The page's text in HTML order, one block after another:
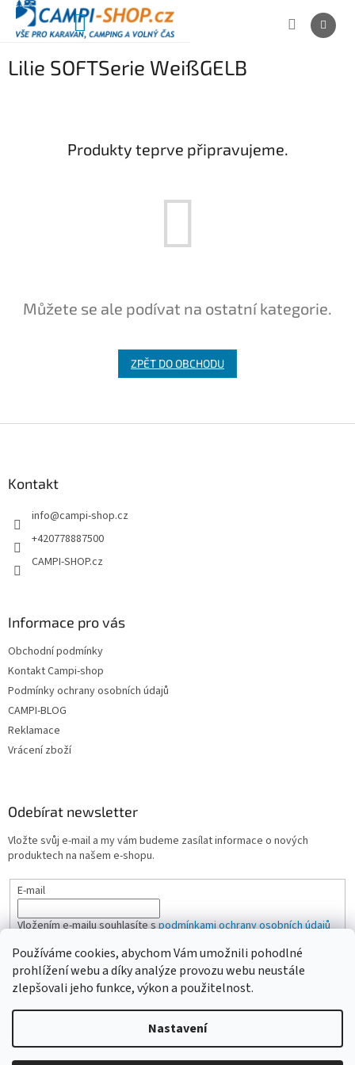
Používáme cookies, abychom Vám umožnili pohodlné
prohlížení webu a díky analýze provozu webu neustále
zlepšovali jeho funkce, výkon a použitelnost.
Nastavení
Přejít
obsah
NÁKUPNÍ
Lilie SOFTSerie WeißGELB
Produkty teprve připravujeme.
Můžete se ale podívat na ostatní kategorie.
ZPĚT DO OBCHODU
Kontakt
info@campi-shop.cz
+420778887500
CAMPI-SHOP.cz
Informace pro vás
Obchodní podmínky
Kontakt Campi-shop
Podmínky ochrany osobních údajů
CAMPI-BLOG
Reklamace
Vrácení zboží
Odebírat newsletter
Vložte svůj e-mail a my vám budeme zasílat informace o nových
produktech na našem e-shopu.
E-mail
Vložením e-mailu souhlasíte spodmínkami ochrany osobních údajů
PŘIHLÁSIT SE
Vytvořil Shoptet